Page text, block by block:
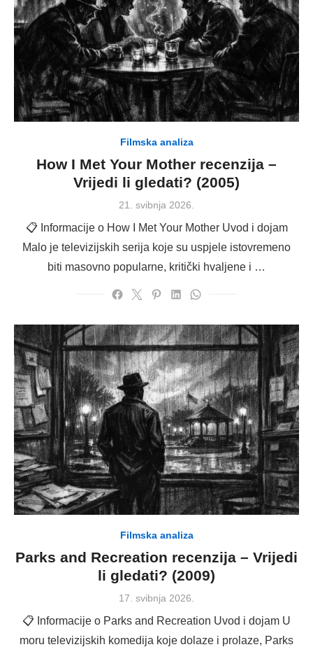
Filmska analiza
How I Met Your Mother recenzija –
Vrijedi li gledati? (2005)
Posted
21. svibnja 2026.
📋 Informacije o How I Met Your Mother Uvod i dojam
Malo je televizijskih serija koje su uspjele istovremeno
biti masovno popularne, kritički hvaljene i …
Filmska analiza
Parks and Recreation recenzija – Vrijedi
li gledati? (2009)
Posted
17. svibnja 2026.
📋 Informacije o Parks and Recreation Uvod i dojam U
moru televizijskih komedija koje dolaze i prolaze, Parks